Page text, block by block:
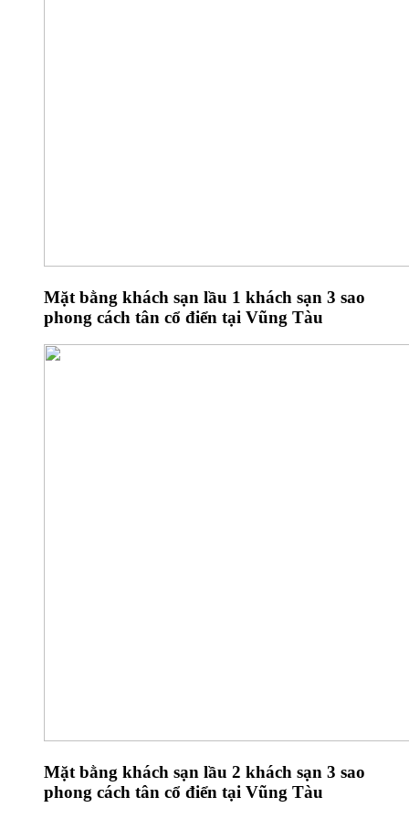
Mặt bằng khách sạn lầu 1 khách sạn 3 sao
phong cách tân cổ điển tại Vũng Tàu
Mặt bằng khách sạn lầu 2 khách sạn 3 sao
phong cách tân cổ điển tại Vũng Tàu